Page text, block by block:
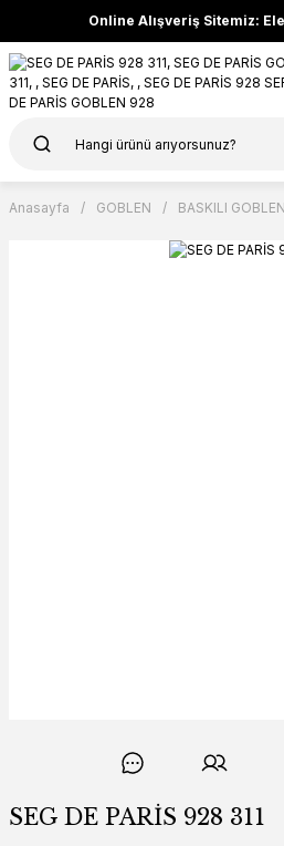
Online Alışveriş Sitemiz:
Anasayfa GOBLEN BASKILI GOBLEN
SEG DE PARİS 928 311